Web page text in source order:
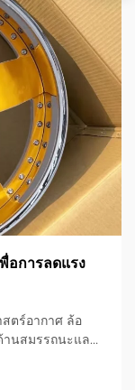
อการลดแรง
ตร์อากาศ ล้อ
นสมรรถนะและ
ด...